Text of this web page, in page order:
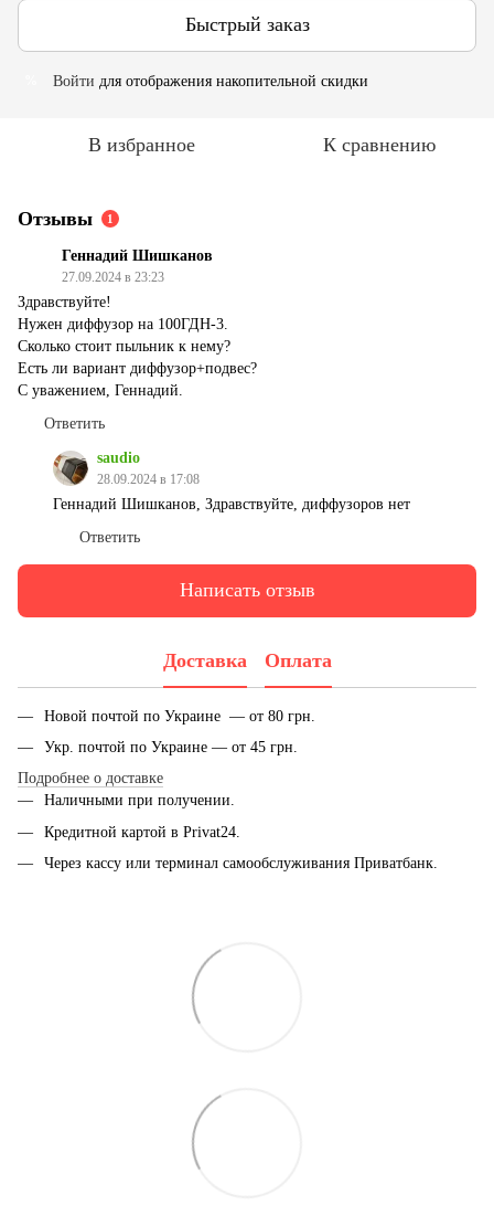
Быстрый заказ
Войти для отображения накопительной скидки
В избранное К сравнению
Отзывы 1
Геннадий Шишканов
27.09.2024 в 23:23
Здравствуйте!
Нужен диффузор на 100ГДН-3.
Сколько стоит пыльник к нему?
Есть ли вариант диффузор+подвес?
С уважением, Геннадий.
Ответить
saudio
28.09.2024 в 17:08
Геннадий Шишканов, Здравствуйте, диффузоров нет
Ответить
Написать отзыв
Доставка Оплата
Новой почтой по Украине — от 80 грн.
Укр. почтой по Украине — от 45 грн.
Подробнее о доставке
Наличными при получении.
Кредитной картой в Privat24.
Через кассу или терминал самообслуживания Приватбанк.